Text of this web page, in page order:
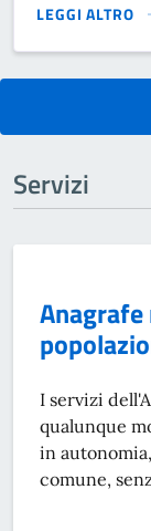
LEGGI ALTRO
Servizi
I servizi
qualunque
in
comune,